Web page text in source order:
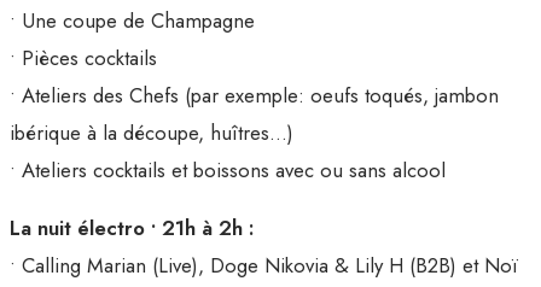
• Une coupe de Champagne
• Pièces cocktails
• Ateliers des Chefs (par exemple: oeufs toqués, jambon
ibérique à la découpe, huîtres…)
• Ateliers cocktails et boissons avec ou sans alcool
La nuit électro • 21h à 2h :
• Calling Marian (Live), Doge Nikovia & Lily H (B2B) et Noï